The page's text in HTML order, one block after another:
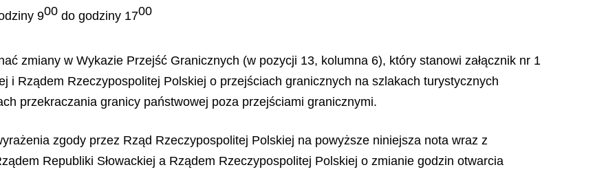
900 do godziny 1700
zmiany w Wykazie Przejść Granicznych (w pozycji 13, kolumna 6), który stanowi załącznik nr 1
i Rządem Rzeczypospolitej Polskiej o przejściach granicznych na szlakach turystycznych
przekraczania granicy państwowej poza przejściami granicznymi.
zgody przez Rząd Rzeczypospolitej Polskiej na powyższe niniejsza nota wraz z
Republiki Słowackiej a Rządem Rzeczypospolitej Polskiej o zmianie godzin otwarcia